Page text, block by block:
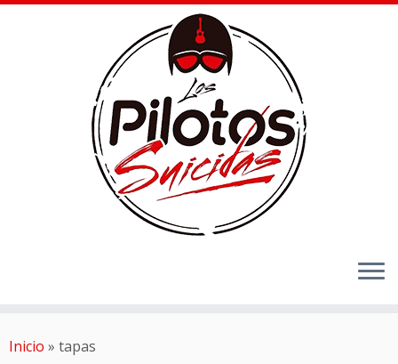
Inicio » tapas